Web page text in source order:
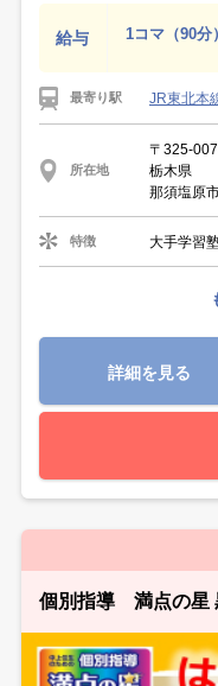
給与 1コマ（90分
最寄り駅 JR東北本
所在地
〒325-
栃木県
那須塩原
特徴 大手学習
詳細を見る
個別指導 満点の星